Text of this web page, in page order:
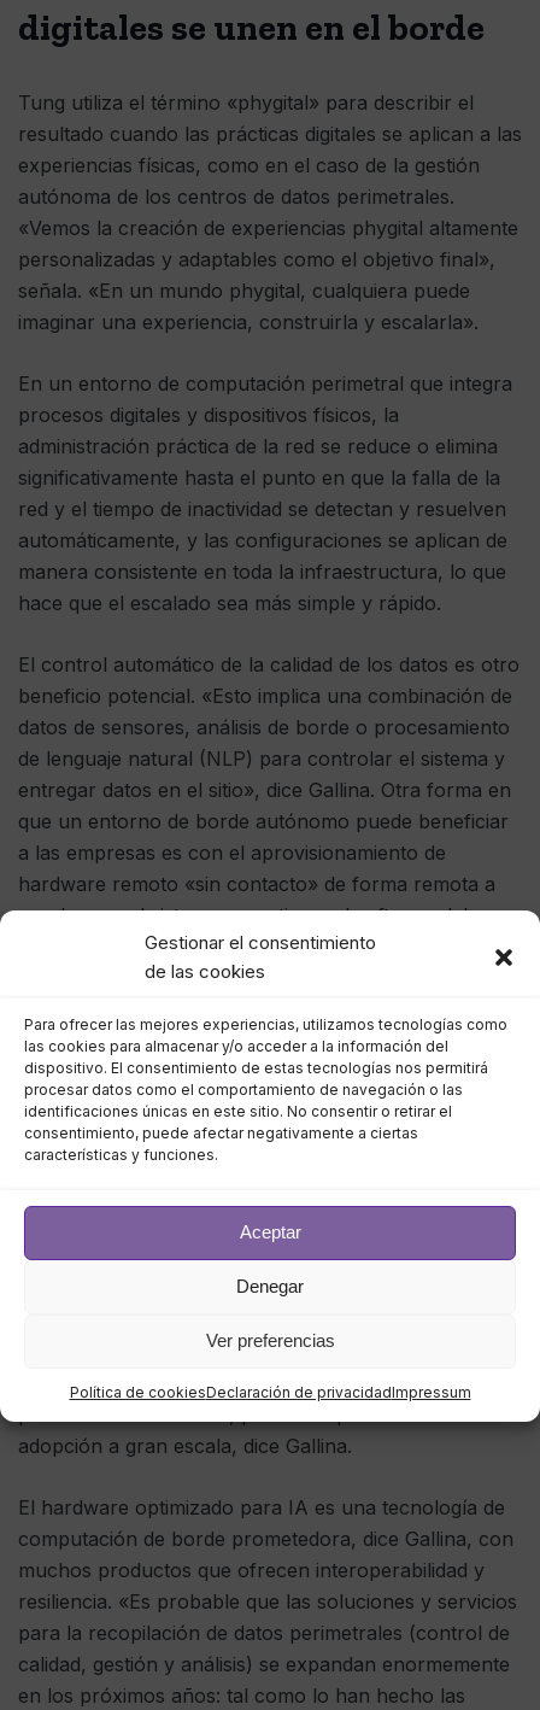
Gestionar el consentimiento
de las cookies
Para ofrecer las mejores experiencias, utilizamos tecnologías como
las cookies para almacenar y/o acceder a la información del
dispositivo. El consentimiento de estas tecnologías nos permitirá
procesar datos como el comportamiento de navegación o las
identificaciones únicas en este sitio. No consentir o retirar el
consentimiento, puede afectar negativamente a ciertas
características y funciones.
Aceptar
Denegar
Ver preferencias
Política de cookiesDeclaración de privacidadImpressum
digitales se unen en el borde
Tung utiliza el término «phygital» para describir el
resultado cuando las prácticas digitales se aplican a las
experiencias físicas, como en el caso de la gestión
autónoma de los centros de datos perimetrales.
«Vemos la creación de experiencias phygital altamente
personalizadas y adaptables como el objetivo final»,
señala. «En un mundo phygital, cualquiera puede
imaginar una experiencia, construirla y escalarla».
En un entorno de computación perimetral que integra
procesos digitales y dispositivos físicos, la
administración práctica de la red se reduce o elimina
significativamente hasta el punto en que la falla de la
red y el tiempo de inactividad se detectan y resuelven
automáticamente, y las configuraciones se aplican de
manera consistente en toda la infraestructura, lo que
hace que el escalado sea más simple y rápido.
El control automático de la calidad de los datos es otro
beneficio potencial. «Esto implica una combinación de
datos de sensores, análisis de borde o procesamiento
de lenguaje natural (NLP) para controlar el sistema y
entregar datos en el sitio», dice Gallina. Otra forma en
que un entorno de borde autónomo puede beneficiar
a las empresas es con el aprovisionamiento de
hardware remoto «sin contacto» de forma remota a
escala, con el sistema operativo y el software del
sistema descargados automáticamente de la nube.
de borde ahora están empaquetados con sistemas
operativos dedicados y varios otros tipos de
herramientas de soporte. «Las aplicaciones y los
mercados de borde listos para usar están
comenzando a estar disponibles, así como un número
Los proveedores están trabajando en soluciones para
administrar sin problemas los activos de borde de casi
Los proyectos de software de código abierto
orientados al borde, por ejemplo, como los alojados
adopción a gran escala, dice Gallina.
El hardware optimizado para IA es una tecnología de
computación de borde prometedora, dice Gallina, con
muchos productos que ofrecen interoperabilidad y
resiliencia. «Es probable que las soluciones y servicios
para la recopilación de datos perimetrales (control de
calidad, gestión y análisis) se expandan enormemente
en los próximos años: tal como lo han hecho las